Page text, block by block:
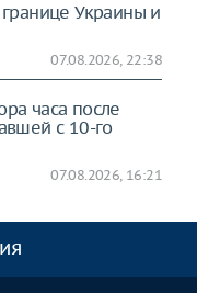
границе Украины и
07.08.2026, 22:38
часа после
с 10-го
07.08.2026, 16:21